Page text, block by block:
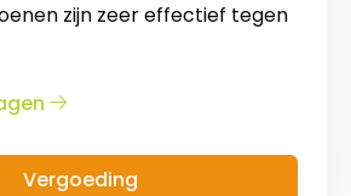
zijn zeer effectief tegen
over
Vergoeding